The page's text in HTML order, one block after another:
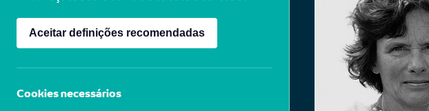
Sisters,
Cataumet,
Massachusetts
Aceitar definições recomendadas
Cookies necessários